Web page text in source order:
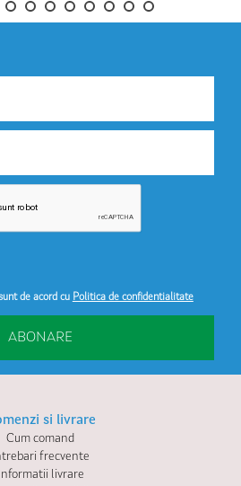
de acord cu Politica de confidentialitate
ABONARE
si livrare
Cum comand
frecvente
livrare